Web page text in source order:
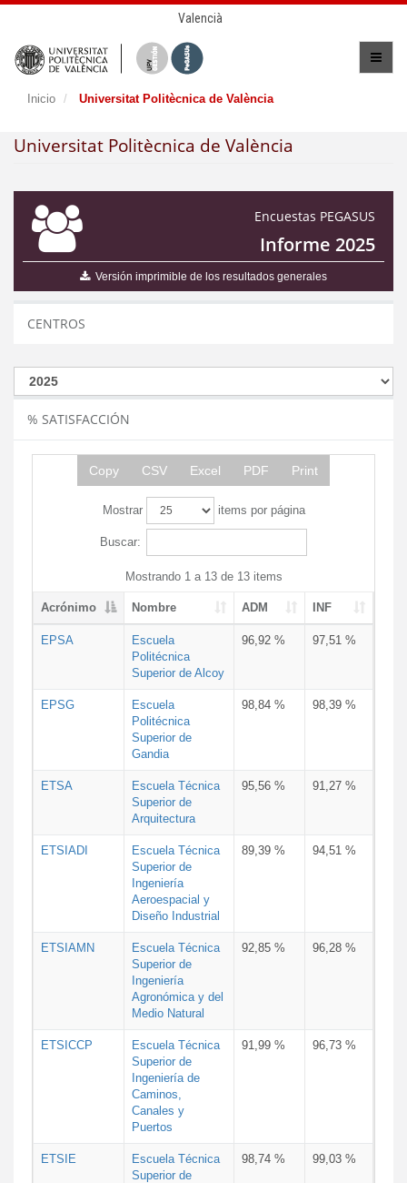
Valencià
Inicio Universitat Politècnica de València
Universitat Politècnica de València
Encuestas PEGASUS
Informe 2025
Versión imprimible de los resultados generales
CENTROS
% SATISFACCIÓN
Copy CSV Excel PDF Print
Mostrar items por página
Buscar:
Mostrando 1 a 13 de 13 items
Acrónimo Nombre ADM INF
EPSA
Escuela
Politécnica
Superior de Alcoy
96,92 % 97,51 %
EPSG
Escuela
Politécnica
Superior de
Gandia
98,84 % 98,39 %
ETSA
Escuela Técnica
Superior de
Arquitectura
95,56 % 91,27 %
ETSIADI
Escuela Técnica
Superior de
Ingeniería
Aeroespacial y
Diseño Industrial
89,39 % 94,51 %
ETSIAMN
Escuela Técnica
Superior de
Ingeniería
Agronómica y del
Medio Natural
92,85 % 96,28 %
ETSICCP
Escuela Técnica
Superior de
Ingeniería de
Caminos,
Canales y
Puertos
91,99 % 96,73 %
ETSIE
Escuela Técnica
Superior de
98,74 % 99,03 %